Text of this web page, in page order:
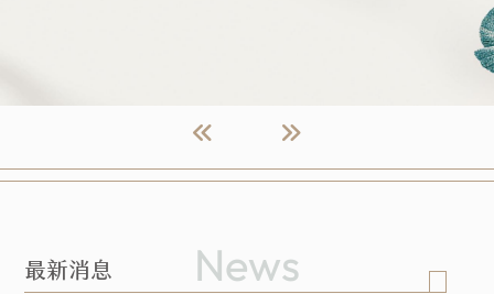
最新消息 News